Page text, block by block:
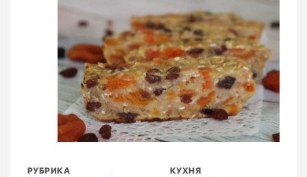
РУБРИКА КУХНЯ